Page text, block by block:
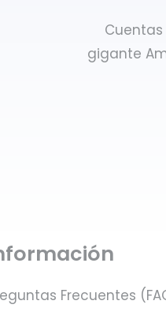
gigante
Frecuentes